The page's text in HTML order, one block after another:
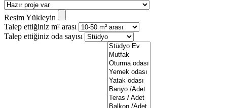
Resim Yükleyin
Talep ettiğiniz m² arası
Talep ettiğiniz oda sayısı